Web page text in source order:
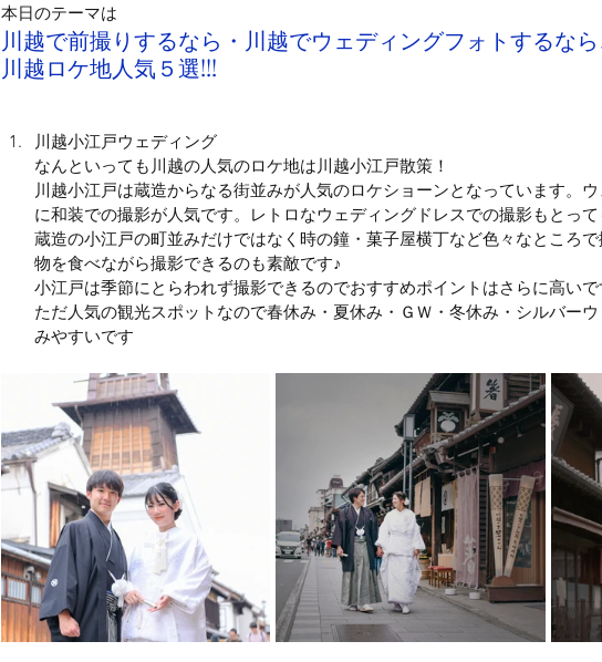
本日のテーマは
川越で前撮りするなら・川越でウェディングフォトするなら
川越ロケ地人気５選!!!
川越小江戸ウェディング
なんといっても川越の人気のロケ地は川越小江戸散策！
川越小江戸は蔵造からなる街並みが人気のロケショーンとなっています。
に和装での撮影が人気です。レトロなウェディングドレスでの撮影もとって
蔵造の小江戸の町並みだけではなく時の鐘・菓子屋横丁など色々なところ
物を食べながら撮影できるのも素敵です♪
小江戸は季節にとらわれず撮影できるのでおすすめポイントはさらに高いで
ただ人気の観光スポットなので春休み・夏休み・ＧＷ・冬休み・シルバー
みやすいです